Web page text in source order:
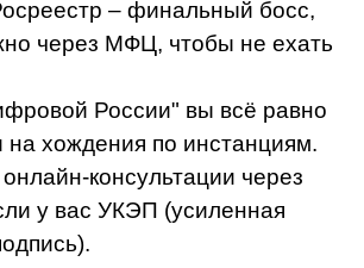
– финальный босс,
через МФЦ, чтобы не ехать
России" вы всё равно
на хождения по инстанциям.
консультации через
у вас УКЭП (усиленная